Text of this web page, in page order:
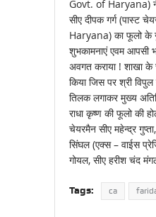
Govt. of Haryana) ने
सीए दीपक गर्ग (पास्ट
Haryana) का फूलो के
शुभकामनाएं एवम आपसी
अवगत कराया ! शाखा के
किया जिस पर श्री
तिलक लगाकर मुख्य
राधा कृष्ण की फूलो की
चेयरमैन सीए महेन्द्र
सिंघल (एक्स – वाईस
गोयल, सीए हरीश चंद
Tags: ca